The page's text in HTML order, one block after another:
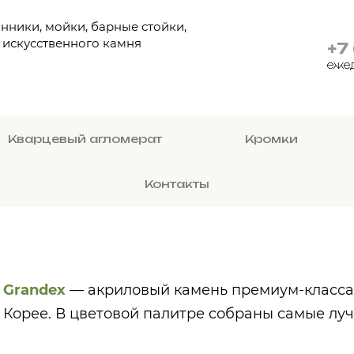
мойки, барные стойки,
камня
Кварцевый агломерат Кромки
Контакты
Grandex — акриловый камень премиум-
Корее. В цветовой палитре собраны самые